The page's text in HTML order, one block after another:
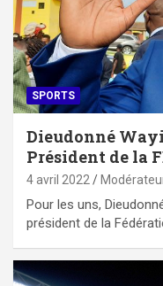
SPORTS
Dieudonné
Président de la
4 avril 2022
Pour les uns,
président de la